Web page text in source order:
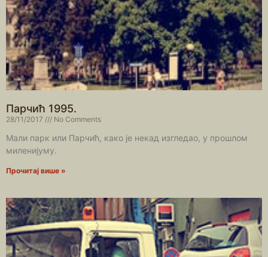
Парчић 1995.
28/11/2017 No Comments
Мали парк или Парчић, како је некад изгледао, у прошлом
миленијуму.
Прочитај више »